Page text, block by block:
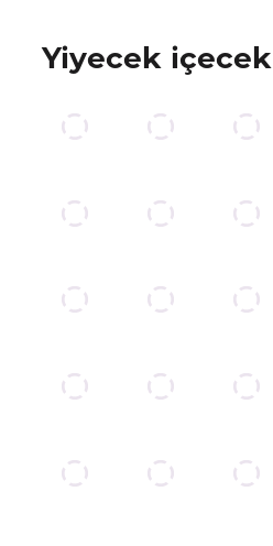
Yiyecek içecek